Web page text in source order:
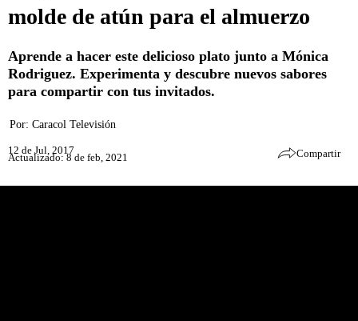
molde de atún para el almuerzo
Aprende a hacer este delicioso plato junto a Mónica
Rodriguez. Experimenta y descubre nuevos sabores
para compartir con tus invitados.
Por: Caracol Televisión
12 de Jul, 2017
Actualizado: 8 de feb, 2021 Compartir